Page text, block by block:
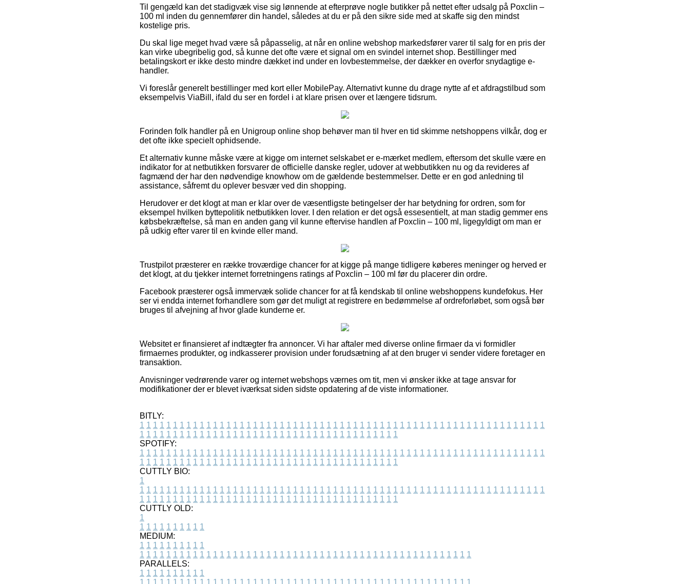
Til gengæld kan det stadigvæk vise sig lønnende at efterprøve nogle butikker på nettet efter udsalg på Poxclin –
100 ml inden du gennemfører din handel, således at du er på den sikre side med at skaffe sig den mindst
kostelige pris.
Du skal lige meget hvad være så påpasselig, at når en online webshop markedsfører varer til salg for en pris der
kan virke ubegribelig god, så kunne det ofte være et signal om en svindel internet shop. Bestillinger med
betalingskort er ikke desto mindre dækket ind under en lovbestemmelse, der dækker en overfor snydagtige e-
handler.
Vi foreslår generelt bestillinger med kort eller MobilePay. Alternativt kunne du drage nytte af et afdragstilbud som
eksempelvis ViaBill, ifald du ser en fordel i at klare prisen over et længere tidsrum.
Forinden folk handler på en Unigroup online shop behøver man til hver en tid skimme netshoppens vilkår, dog er
det ofte ikke specielt ophidsende.
Et alternativ kunne måske være at kigge om internet selskabet er e-mærket medlem, eftersom det skulle være en
indikator for at netbutikken forsvarer de officielle danske regler, udover at webbutikken nu og da revideres af
fagmænd der har den nødvendige knowhow om de gældende bestemmelser. Dette er en god anledning til
assistance, såfremt du oplever besvær ved din shopping.
Herudover er det klogt at man er klar over de væsentligste betingelser der har betydning for ordren, som for
eksempel hvilken byttepolitik netbutikken lover. I den relation er det også essesentielt, at man stadig gemmer ens
købsbekræftelse, så man en anden gang vil kunne eftervise handlen af Poxclin – 100 ml, ligegyldigt om man er
på udkig efter varer til en kvinde eller mand.
Trustpilot præsterer en række troværdige chancer for at kigge på mange tidligere køberes meninger og herved er
det klogt, at du tjekker internet forretningens ratings af Poxclin – 100 ml før du placerer din ordre.
Facebook præsterer også immervæk solide chancer for at få kendskab til online webshoppens kundefokus. Her
ser vi endda internet forhandlere som gør det muligt at registrere en bedømmelse af ordreforløbet, som også bør
bruges til afvejning af hvor glade kunderne er.
Websitet er finansieret af indtægter fra annoncer. Vi har aftaler med diverse online firmaer da vi formidler
firmaernes produkter, og indkasserer provision under forudsætning af at den bruger vi sender videre foretager en
transaktion.
Anvisninger vedrørende varer og internet webshops værnes om tit, men vi ønsker ikke at tage ansvar for
modifikationer der er blevet iværksat siden sidste opdatering af de viste informationer.
BITLY:
1 1 1 1 1 1 1 1 1 1 1 1 1 1 1 1 1 1 1 1 1 1 1 1 1 1 1 1 1 1 1 1 1 1 1 1 1 1 1 1 1 1 1 1 1 1 1 1 1 1 1 1 1 1 1 1 1 1 1 1 1
1 1 1 1 1 1 1 1 1 1 1 1 1 1 1 1 1 1 1 1 1 1 1 1 1 1 1 1 1 1 1 1 1 1 1 1 1 1 1
SPOTIFY:
1 1 1 1 1 1 1 1 1 1 1 1 1 1 1 1 1 1 1 1 1 1 1 1 1 1 1 1 1 1 1 1 1 1 1 1 1 1 1 1 1 1 1 1 1 1 1 1 1 1 1 1 1 1 1 1 1 1 1 1 1
1 1 1 1 1 1 1 1 1 1 1 1 1 1 1 1 1 1 1 1 1 1 1 1 1 1 1 1 1 1 1 1 1 1 1 1 1 1 1
CUTTLY BIO:
1
1 1 1 1 1 1 1 1 1 1 1 1 1 1 1 1 1 1 1 1 1 1 1 1 1 1 1 1 1 1 1 1 1 1 1 1 1 1 1 1 1 1 1 1 1 1 1 1 1 1 1 1 1 1 1 1 1 1 1 1 1
1 1 1 1 1 1 1 1 1 1 1 1 1 1 1 1 1 1 1 1 1 1 1 1 1 1 1 1 1 1 1 1 1 1 1 1 1 1 1
CUTTLY OLD:
1
1 1 1 1 1 1 1 1 1 1
MEDIUM:
1 1 1 1 1 1 1 1 1 1
1 1 1 1 1 1 1 1 1 1 1 1 1 1 1 1 1 1 1 1 1 1 1 1 1 1 1 1 1 1 1 1 1 1 1 1 1 1 1 1 1 1 1 1 1 1 1 1 1 1
PARALLELS:
1 1 1 1 1 1 1 1 1 1